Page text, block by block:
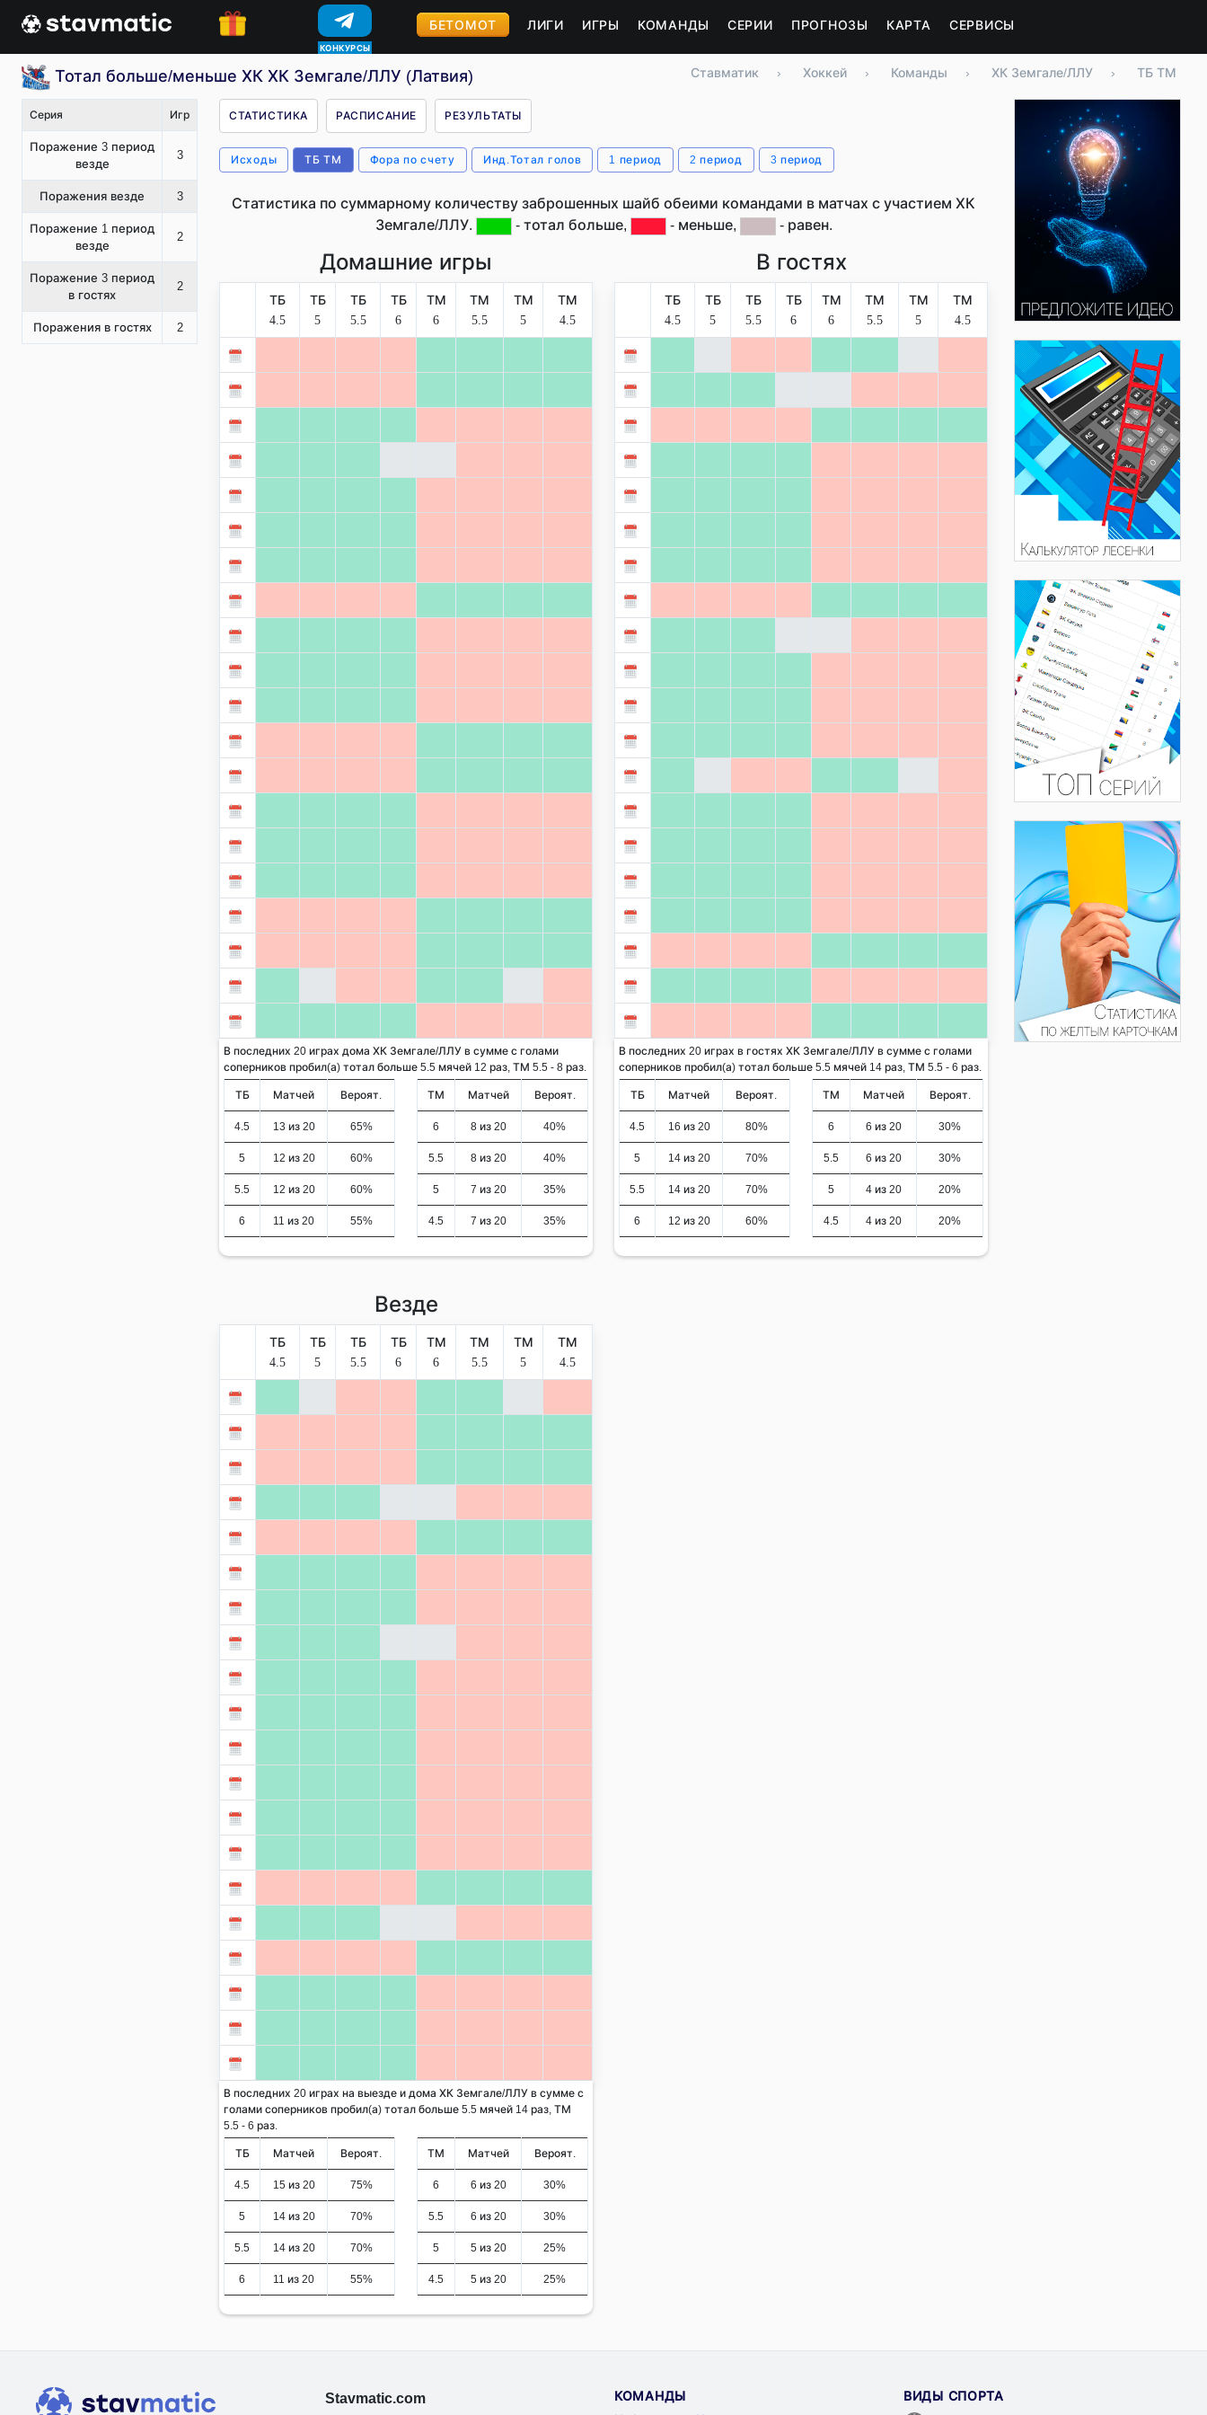
КОНКУРСЫ
БЕТОМОТ ЛИГИ ИГРЫ КОМАНДЫ СЕРИИ ПРОГНОЗЫ КАРТА СЕРВИСЫ
Тотал больше/меньше ХК ХК Земгале/ЛЛУ (Латвия) Ставматик › Хоккей › Команды › ХК Земгале/ЛЛУ › ТБ ТМ
Серия Игр
Поражение 3 период
везде
3
Поражения везде 3
Поражение 1 период
везде
2
Поражение 3 период
в гостях
2
Поражения в гостях 2
СТАТИСТИКА РАСПИСАНИЕ РЕЗУЛЬТАТЫ
Исходы ТБ ТМ Фора по счету Инд.Тотал голов 1 период 2 период 3 период
Статистика по суммарному количеству заброшенных шайб обеими командами в матчах с участием ХК
Земгале/ЛЛУ.
- тотал больше, - меньше, - равен.
Домашние игры
ТБ
4.5
ТБ
5
ТБ
5.5
ТБ
6
ТМ
6
ТМ
5.5
ТМ
5
ТМ
4.5
В последних 20 играх дома ХК Земгале/ЛЛУ в сумме с голами
соперников пробил(а) тотал больше 5.5 мячей 12 раз, ТМ 5.5 - 8 раз.
ТБ Матчей Вероят.
4.5 13 из 20 65%
5 12 из 20 60%
5.5 12 из 20 60%
6 11 из 20 55%
ТМ Матчей Вероят.
6 8 из 20 40%
5.5 8 из 20 40%
5 7 из 20 35%
4.5 7 из 20 35%
В гостях
ТБ
4.5
ТБ
5
ТБ
5.5
ТБ
6
ТМ
6
ТМ
5.5
ТМ
5
ТМ
4.5
В последних 20 играх в гостях ХК Земгале/ЛЛУ в сумме с голами
соперников пробил(а) тотал больше 5.5 мячей 14 раз, ТМ 5.5 - 6 раз.
ТБ Матчей Вероят.
4.5 16 из 20 80%
5 14 из 20 70%
5.5 14 из 20 70%
6 12 из 20 60%
ТМ Матчей Вероят.
6 6 из 20 30%
5.5 6 из 20 30%
5 4 из 20 20%
4.5 4 из 20 20%
Везде
ТБ
4.5
ТБ
5
ТБ
5.5
ТБ
6
ТМ
6
ТМ
5.5
ТМ
5
ТМ
4.5
В последних 20 играх на выезде и дома ХК Земгале/ЛЛУ в сумме с
голами соперников пробил(а) тотал больше 5.5 мячей 14 раз, ТМ
5.5 - 6 раз.
ТБ Матчей Вероят.
4.5 15 из 20 75%
5 14 из 20 70%
5.5 14 из 20 70%
6 11 из 20 55%
ТМ Матчей Вероят.
6 6 из 20 30%
5.5 6 из 20 30%
5 5 из 20 25%
4.5 5 из 20 25%
Stavmatic.com
КОМАНДЫ
ВИДЫ СПОРТА